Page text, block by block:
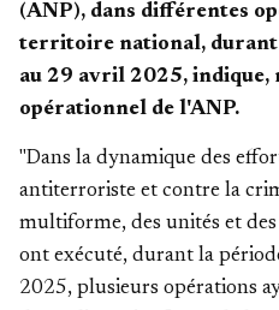
(ANP), dans différentes
territoire national, durant
au 29 avril 2025, indique,
opérationnel de l'ANP.
"Dans la dynamique des
antiterroriste et contre la
multiforme, des unités et
ont exécuté, durant la
2025, plusieurs opérations